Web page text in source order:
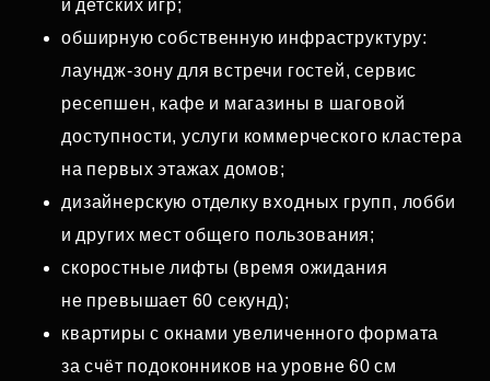
и детских игр;
обширную собственную инфраструктуру:
лаундж‑зону для встречи гостей, сервис
ресепшен, кафе и магазины в шаговой
доступности, услуги коммерческого кластера
на первых этажах домов;
дизайнерскую отделку входных групп, лобби
и других мест общего пользования;
скоростные лифты (время ожидания
не превышает 60 секунд);
квартиры с окнами увеличенного формата
за счёт подоконников на уровне 60 см